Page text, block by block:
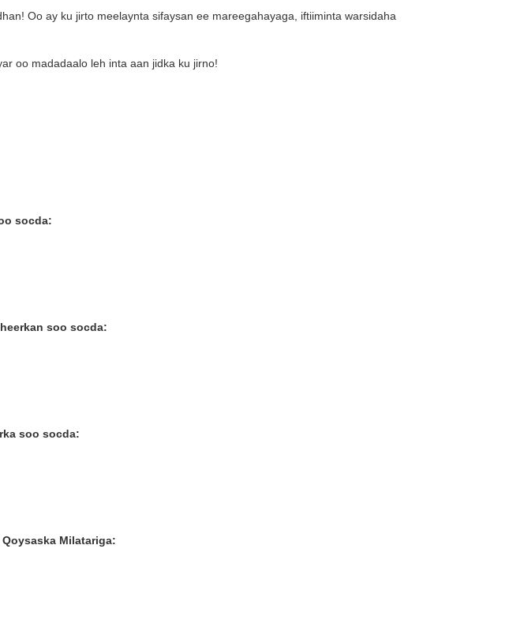
Oo ay ku jirto meelaynta sifaysan ee mareegahayaga, iftiiminta warsidaha
oo madadaalo leh inta aan jidka ku jirno!
socda:
soo socda:
soo socda:
Milatariga: